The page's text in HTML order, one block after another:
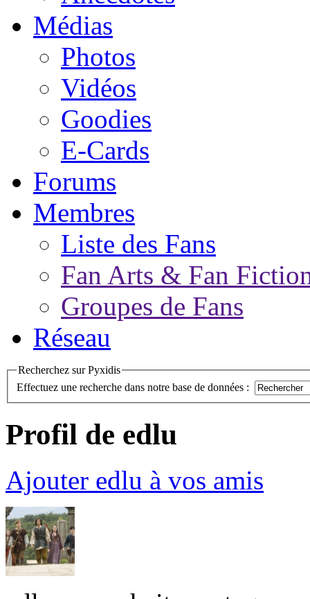
Médias
Photos
Vidéos
Goodies
E-Cards
Forums
Membres
Liste des Fans
Fan Arts & Fan
Groupes de Fans
Réseau
Recherchez sur Pyxidis
Effectuez une recherche dans notre base de données :
Profil de edlu
Ajouter edlu à vos amis